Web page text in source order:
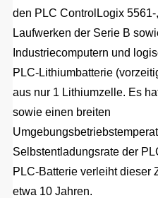
den PLC ControlLogix
Laufwerken der Serie B
Industriecomputern und
PLC-Lithiumbatterie
aus nur 1 Lithiumzelle. Es
sowie einen breiten
Selbstentladungsrate der
PLC-Batterie verleiht dieser
etwa 10 Jahren.